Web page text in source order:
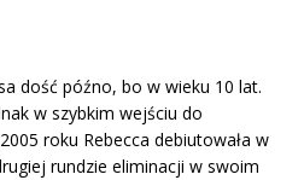
dość późno, bo w wieku 10 lat.
w szybkim wejściu do
roku Rebecca debiutowała w
rundzie eliminacji w swoim